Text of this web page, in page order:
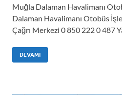
Muğla Dalaman Havalimanı
Dalaman Havalimanı Otobüs
Çağrı Merkezi 0 850 222 0 487
DEVAMI